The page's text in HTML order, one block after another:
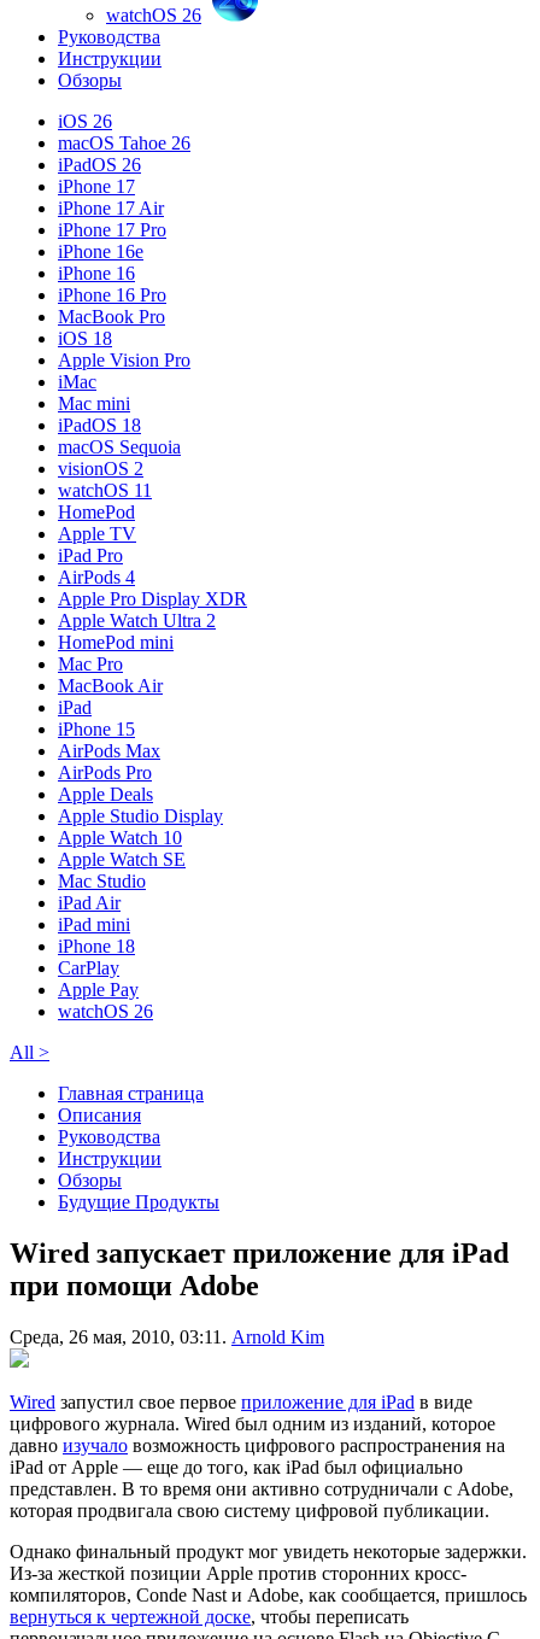
watchOS 26
Руководства
Инструкции
Обзоры
iOS 26
macOS Tahoe 26
iPadOS 26
iPhone 17
iPhone 17 Air
iPhone 17 Pro
iPhone 16e
iPhone 16
iPhone 16 Pro
MacBook Pro
iOS 18
Apple Vision Pro
iMac
Mac mini
iPadOS 18
macOS Sequoia
visionOS 2
watchOS 11
HomePod
Apple TV
iPad Pro
AirPods 4
Apple Pro Display XDR
Apple Watch Ultra 2
HomePod mini
Mac Pro
MacBook Air
iPad
iPhone 15
AirPods Max
AirPods Pro
Apple Deals
Apple Studio Display
Apple Watch 10
Apple Watch SE
Mac Studio
iPad Air
iPad mini
iPhone 18
CarPlay
Apple Pay
watchOS 26
All >
Главная страница
Описания
Руководства
Инструкции
Обзоры
Будущие Продукты
Wired запускает приложение для iPad
при помощи Adobe
Среда, 26 мая, 2010, 03:11. Arnold Kim
Wired запустил свое первое приложение для iPad в виде
цифрового журнала. Wired был одним из изданий, которое
давно изучало возможность цифрового распространения на
iPad от Apple — еще до того, как iPad был официально
представлен. В то время они активно сотрудничали с Adobe,
которая продвигала свою систему цифровой публикации.
Однако финальный продукт мог увидеть некоторые задержки.
Из-за жесткой позиции Apple против сторонних кросс-
компиляторов, Conde Nast и Adobe, как сообщается, пришлось
вернуться к чертежной доске, чтобы переписать